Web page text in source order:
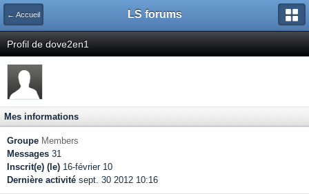
← Accueil LS forums
Profil de dove2en1
Mes informations
Groupe Members
Messages 31
Inscrit(e) (le) 16-février 10
Dernière activité sept. 30 2012 10:16